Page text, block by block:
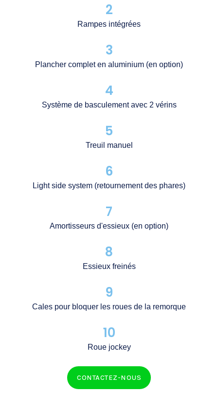
2
Rampes intégrées
3
Plancher complet en aluminium (en option)
4
Système de basculement avec 2 vérins
5
Treuil manuel
6
Light side system (retournement des phares)
7
Amortisseurs d'essieux (en option)
8
Essieux freinés
9
Cales pour bloquer les roues de la remorque
10
Roue jockey
CONTACTEZ-NOUS